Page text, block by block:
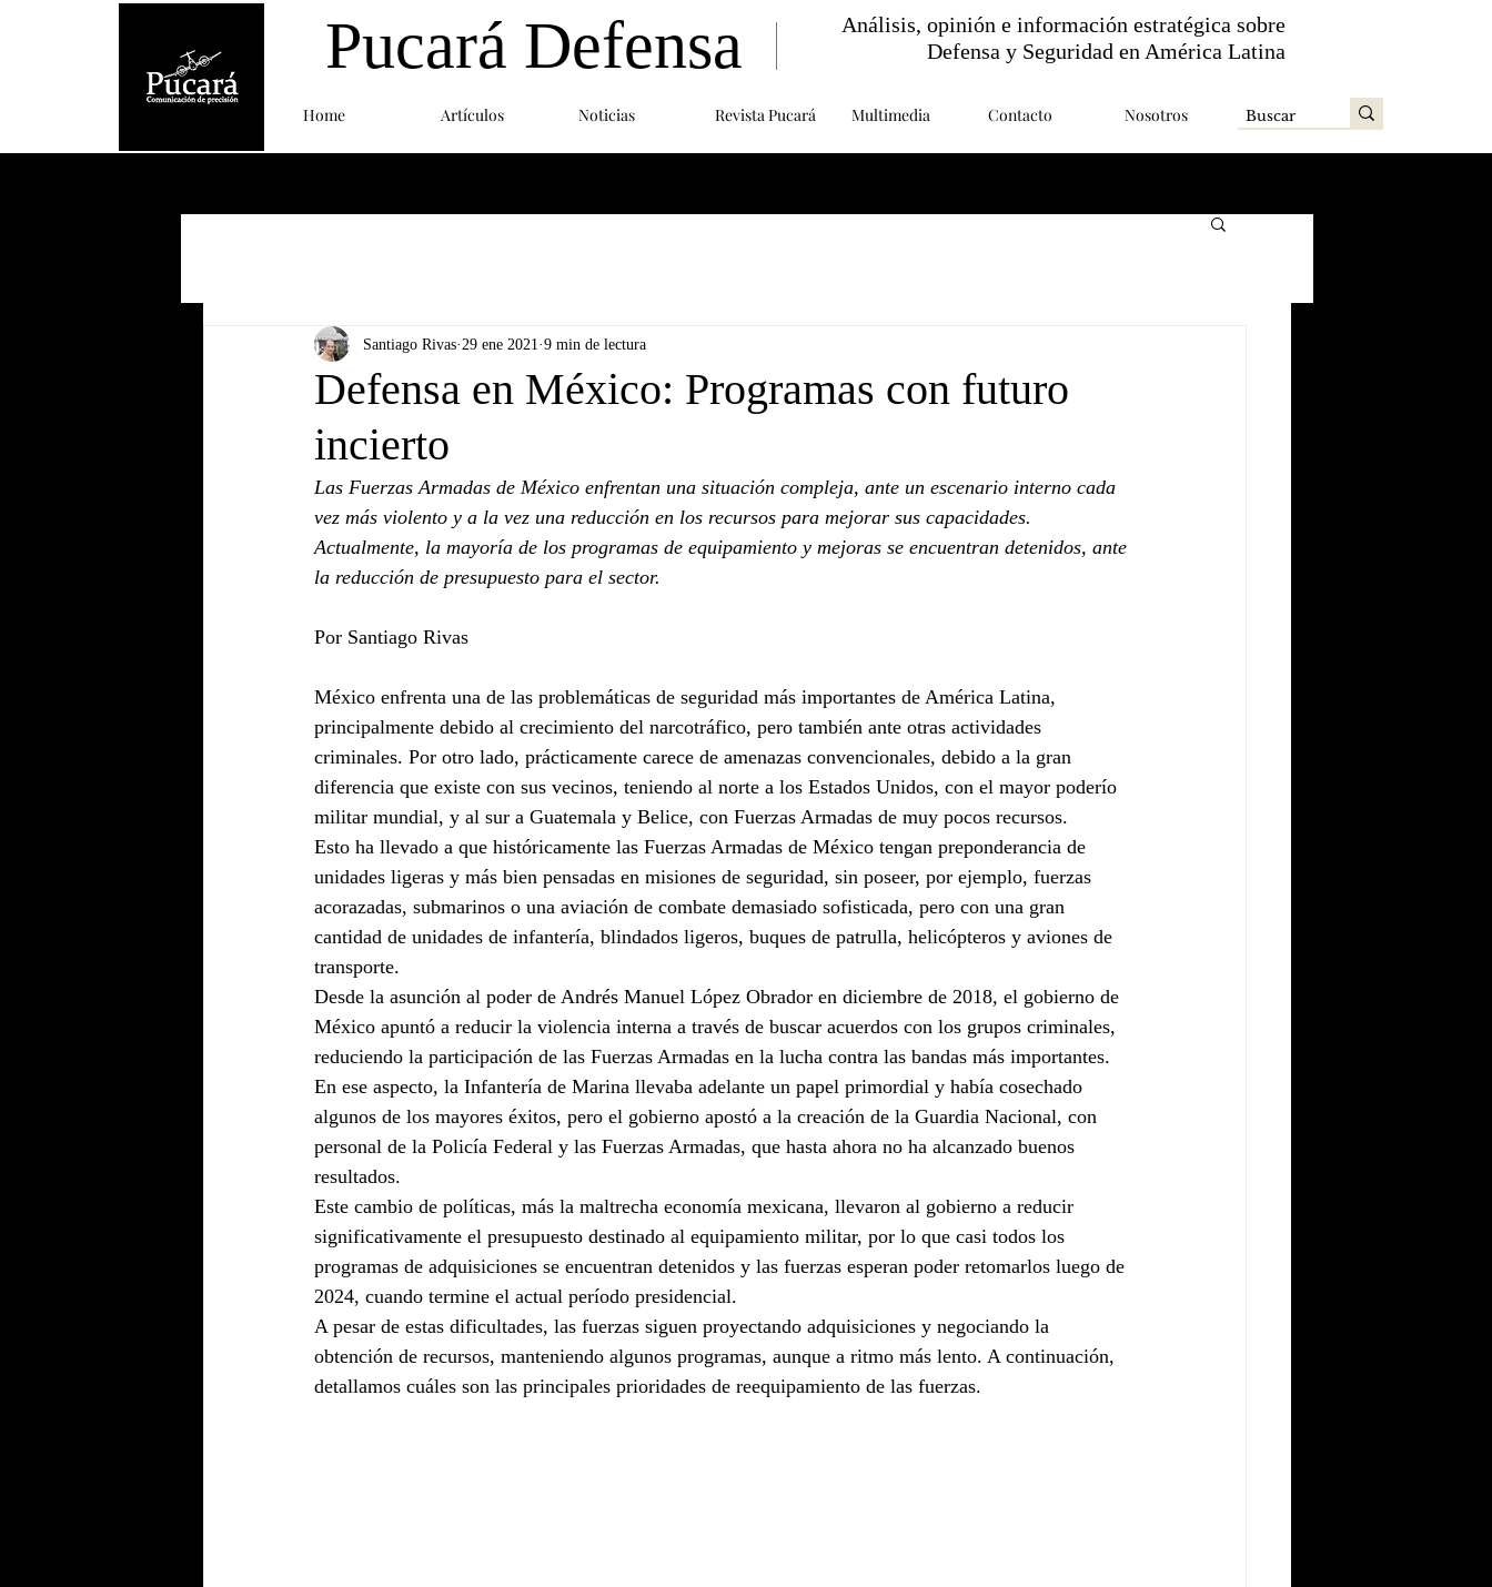
Home Artículos Noticias Revista Pucará Multimedia Contacto Nosotros
Pucará Defensa
Análisis, opinión e información estratégica sobre
Defensa y Seguridad en América Latina
Defensa en México: Programas con futuro
incierto
Santiago Rivas 29 ene 2021 9 min de lectura
Las Fuerzas Armadas de México enfrentan una situación compleja, ante un escenario interno cada
vez más violento y a la vez una reducción en los recursos para mejorar sus capacidades.
Actualmente, la mayoría de los programas de equipamiento y mejoras se encuentran detenidos, ante
la reducción de presupuesto para el sector.
Por Santiago Rivas
México enfrenta una de las problemáticas de seguridad más importantes de América Latina,
principalmente debido al crecimiento del narcotráfico, pero también ante otras actividades
criminales. Por otro lado, prácticamente carece de amenazas convencionales, debido a la gran
diferencia que existe con sus vecinos, teniendo al norte a los Estados Unidos, con el mayor poderío
militar mundial, y al sur a Guatemala y Belice, con Fuerzas Armadas de muy pocos recursos.
Esto ha llevado a que históricamente las Fuerzas Armadas de México tengan preponderancia de
unidades ligeras y más bien pensadas en misiones de seguridad, sin poseer, por ejemplo, fuerzas
acorazadas, submarinos o una aviación de combate demasiado sofisticada, pero con una gran
cantidad de unidades de infantería, blindados ligeros, buques de patrulla, helicópteros y aviones de
transporte.
Desde la asunción al poder de Andrés Manuel López Obrador en diciembre de 2018, el gobierno de
México apuntó a reducir la violencia interna a través de buscar acuerdos con los grupos criminales,
reduciendo la participación de las Fuerzas Armadas en la lucha contra las bandas más importantes.
En ese aspecto, la Infantería de Marina llevaba adelante un papel primordial y había cosechado
algunos de los mayores éxitos, pero el gobierno apostó a la creación de la Guardia Nacional, con
personal de la Policía Federal y las Fuerzas Armadas, que hasta ahora no ha alcanzado buenos
resultados.
Este cambio de políticas, más la maltrecha economía mexicana, llevaron al gobierno a reducir
significativamente el presupuesto destinado al equipamiento militar, por lo que casi todos los
programas de adquisiciones se encuentran detenidos y las fuerzas esperan poder retomarlos luego de
2024, cuando termine el actual período presidencial.
A pesar de estas dificultades, las fuerzas siguen proyectando adquisiciones y negociando la
obtención de recursos, manteniendo algunos programas, aunque a ritmo más lento. A continuación,
detallamos cuáles son las principales prioridades de reequipamiento de las fuerzas.